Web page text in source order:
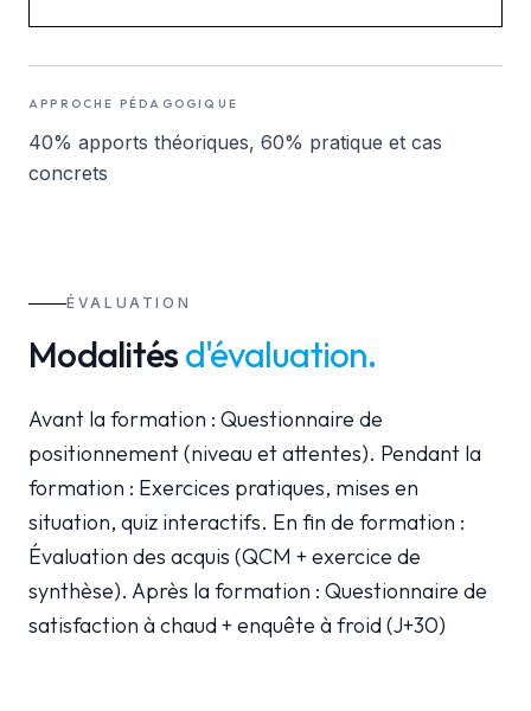
APPROCHE PÉDAGOGIQUE
40% apports théoriques, 60% pratique et cas
concrets
ÉVALUATION
Modalitésd'évaluation.
Avant la formation : Questionnaire de
positionnement (niveau et attentes). Pendant la
formation : Exercices pratiques, mises en
situation, quiz interactifs. En fin de formation :
Évaluation des acquis (QCM + exercice de
synthèse). Après la formation : Questionnaire de
satisfaction à chaud + enquête à froid (J+30)